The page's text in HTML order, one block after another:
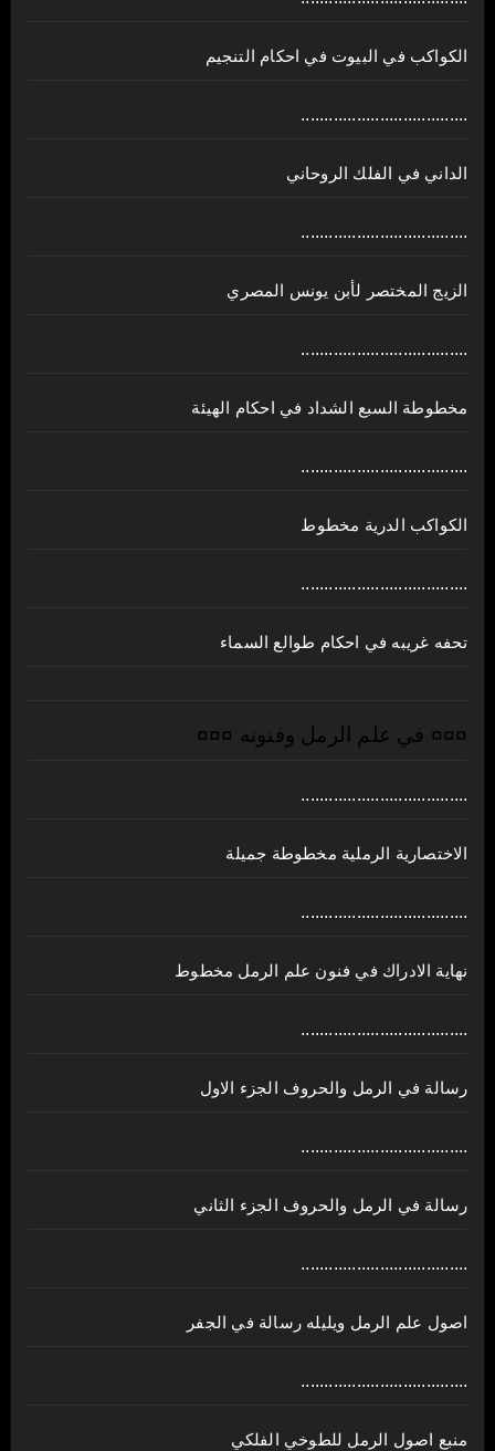
الكواكب في البيوت في احكام التنجيم
....................................
الداني في الفلك الروحاني
....................................
الزيج المختصر لأبن يونس المصري
....................................
مخطوطة السبع الشداد في احكام الهيئة
....................................
الكواكب الدرية مخطوط
....................................
تحفه غريبه في احكام طوالع السماء
¤¤¤ في علم الرمل وفنونه ¤¤¤
....................................
الاختصارية الرملية مخطوطة جميلة
....................................
نهاية الادراك في فنون علم الرمل مخطوط
....................................
رسالة في الرمل والحروف الجزء الاول
....................................
رسالة في الرمل والحروف الجزء الثاني
....................................
اصول علم الرمل ويليله رسالة في الجفر
....................................
منبع اصول الرمل للطوخي الفلكي